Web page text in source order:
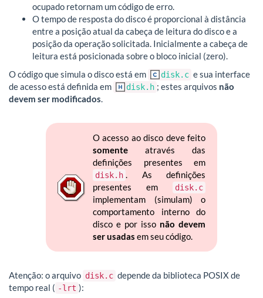
ocupado retornam um código de erro.
O tempo de resposta do disco é proporcional à distância
entre a posição atual da cabeça de leitura do disco e a
posição da operação solicitada. Inicialmente a cabeça de
leitura está posicionada sobre o bloco inicial (zero).
O código que simula o disco está em
disk.c e sua interface
de acesso está definida em
disk.h ; estes arquivos não
devem ser modificados.
O acesso ao disco deve feito
somenteatravés das
definições presentes em
disk.h . As definições
presentes em
disk.c
implementam (simulam) o
comportamento interno do
disco e por isso não devem
ser usadas em seu código.
Atenção: o arquivo disk.c depende da biblioteca POSIX de
tempo real ( -lrt ):